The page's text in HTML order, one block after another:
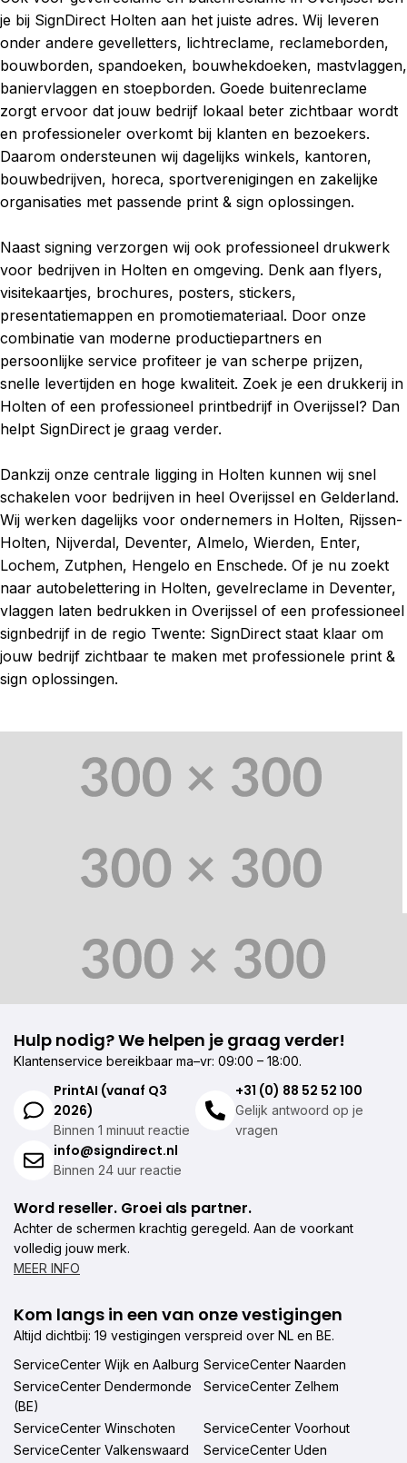
je bij SignDirect Holten aan het juiste adres. Wij leveren
onder andere gevelletters, lichtreclame, reclameborden,
bouwborden, spandoeken, bouwhekdoeken, mastvlaggen,
baniervlaggen en stoepborden. Goede buitenreclame
zorgt ervoor dat jouw bedrijf lokaal beter zichtbaar wordt
en professioneler overkomt bij klanten en bezoekers.
Daarom ondersteunen wij dagelijks winkels, kantoren,
bouwbedrijven, horeca, sportverenigingen en zakelijke
organisaties met passende print & sign oplossingen.
Naast signing verzorgen wij ook professioneel drukwerk
voor bedrijven in Holten en omgeving. Denk aan flyers,
visitekaartjes, brochures, posters, stickers,
presentatiemappen en promotiemateriaal. Door onze
combinatie van moderne productiepartners en
persoonlijke service profiteer je van scherpe prijzen,
snelle levertijden en hoge kwaliteit. Zoek je een drukkerij in
Holten of een professioneel printbedrijf in Overijssel? Dan
helpt SignDirect je graag verder.
Dankzij onze centrale ligging in Holten kunnen wij snel
schakelen voor bedrijven in heel Overijssel en Gelderland.
Wij werken dagelijks voor ondernemers in Holten, Rijssen-
Holten, Nijverdal, Deventer, Almelo, Wierden, Enter,
Lochem, Zutphen, Hengelo en Enschede. Of je nu zoekt
naar autobelettering in Holten, gevelreclame in Deventer,
vlaggen laten bedrukken in Overijssel of een professioneel
signbedrijf in de regio Twente: SignDirect staat klaar om
jouw bedrijf zichtbaar te maken met professionele print &
sign oplossingen.
Hulp nodig? We helpen je graag verder!
Klantenservice bereikbaar ma–vr: 09:00 – 18:00.
PrintAI (vanaf Q3
2026)
Binnen 1 minuut reactie
+31 (0) 88 52 52 100
Gelijk antwoord op je
vragen
info@signdirect.nl
Binnen 24 uur reactie
Word reseller. Groei als partner.
Achter de schermen krachtig geregeld. Aan de voorkant
volledig jouw merk.
MEER INFO
Kom langs in een van onze vestigingen
Altijd dichtbij: 19 vestigingen verspreid over NL en BE.
ServiceCenter Wijk en Aalburg ServiceCenter Naarden
ServiceCenter Dendermonde
(BE)
ServiceCenter Zelhem
ServiceCenter Winschoten
ServiceCenter Voorhout
ServiceCenter Valkenswaard
ServiceCenter Uden